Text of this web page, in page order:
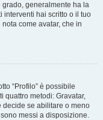
grado, generalmente ha la
interventi hai scritto o il tuo
come avatar, che in
“Profilo” è possibile
quattro metodi: Gravatar,
decide se abilitare o meno
messi a disposizione.